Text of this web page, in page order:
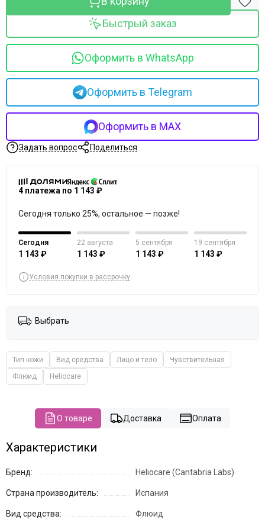
Mesopharm Professional
Neoretin Discrom Control
Ondevie
Phytomer
Reviderm
Skeyndor
Skinosophy
Skintellectual Solutions
Tegoder
The Potted Plant
VIE
YU.R Skin Solution
Оформить в WhatsApp
Оформить в Telegram
Оформить в MAX
Быстрый заказ
Задать вопрос Поделиться
4 платежа по 1 143 ₽
Сегодня только 25%, остальное — позже!
Сегодня
1 143 ₽
22 августа
1 143 ₽
5 сентября
1 143 ₽
19 сентября
1 143 ₽
Условия покупки в рассрочку
Выбрать
Тип кожи Вид средства Лицо и тело
Чувствительная
Флюид
Heliocare
О товаре Доставка Оплата
Характеристики
Бренд: Heliocare (Cantabria Labs)
Страна производитель: Испания
Вид средства: Флюид